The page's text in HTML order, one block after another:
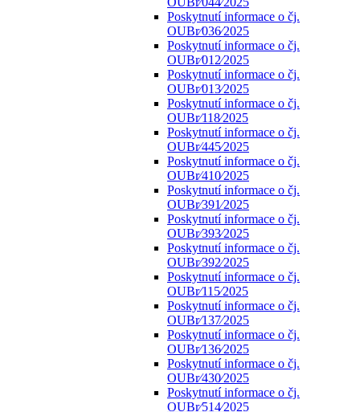
Poskytnutí informace o čj.
OUBr⁄036⁄2025
Poskytnutí informace o čj.
OUBr⁄012⁄2025
Poskytnutí informace o čj.
OUBr⁄013⁄2025
Poskytnutí informace o čj.
OUBr⁄118⁄2025
Poskytnutí informace o čj.
OUBr⁄445⁄2025
Poskytnutí informace o čj.
OUBr⁄410⁄2025
Poskytnutí informace o čj.
OUBr⁄391⁄2025
Poskytnutí informace o čj.
OUBr⁄393⁄2025
Poskytnutí informace o čj.
OUBr⁄392⁄2025
Poskytnutí informace o čj.
OUBr⁄115⁄2025
Poskytnutí informace o čj.
OUBr⁄137⁄2025
Poskytnutí informace o čj.
OUBr⁄136⁄2025
Poskytnutí informace o čj.
OUBr⁄430⁄2025
Poskytnutí informace o čj.
OUBr⁄514⁄2025